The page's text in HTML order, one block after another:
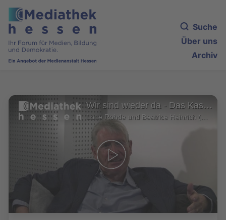
Suche
Über uns
Archiv
Wir sind wieder da - Das Kasseler Staatstheater
Lotte Rohde und Beatrice Heinrich (OK Kassel)